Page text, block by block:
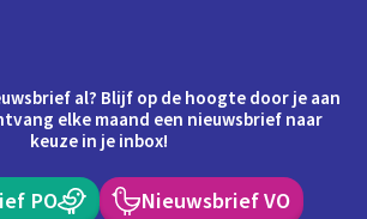
al? Blijf op de hoogte door je aan
elke maand een nieuwsbrief naar
keuze in je inbox!
PO Nieuwsbrief VO